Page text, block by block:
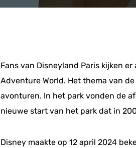
Fans van Disneyland Paris kijken
Adventure World. Het thema van
avonturen. In het park vonden de
nieuwe start van het park dat in
Disney maakte op 12 april 2024